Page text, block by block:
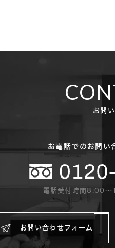
お問
お電話でのお問い
電話受付時間8:00〜
お問い合わせフォーム